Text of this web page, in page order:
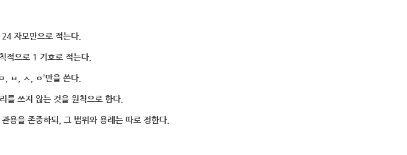
자모만으로 적는다.
적으로 1 기호로 적는다.
, ㅂ, ㅅ, ㅇ’만을 쓴다.
를 쓰지 않는 것을 원칙으로 한다.
용을 존중하되, 그 범위와 용례는 따로 정한다.